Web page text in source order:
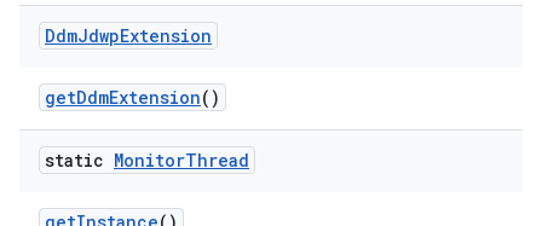
DdmJdwpExtension
getDdmExtension()
static MonitorThread